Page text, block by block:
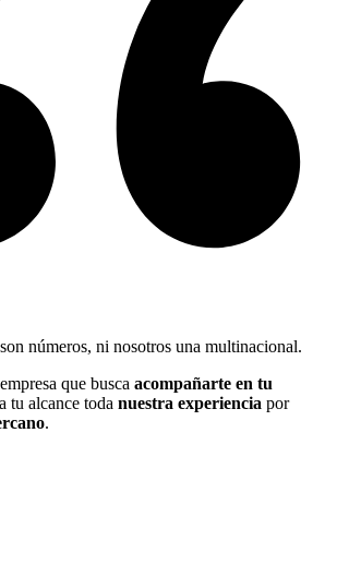
números, ni nosotros una multinacional.
que busca acompañarte en tu
tu alcance toda nuestra experiencia por
.